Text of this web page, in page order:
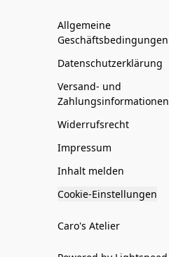
Allgemeine
Geschäftsbedingungen
Datenschutzerklärung
Versand- und
Zahlungsinformationen
Widerrufsrecht
Impressum
Inhalt melden
Cookie-Einstellungen
Caro's Atelier